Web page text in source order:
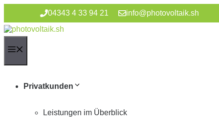
springen
04343 4 33 94 21 info@photovoltaik.sh
Privatkunden
Leistungen im Überblick